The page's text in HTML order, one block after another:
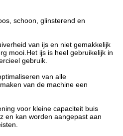
schoon, glinsterend en
van ijs en niet gemakkelijk
mooi.Het ijs is heel gebruikelijk in
gebruik.
van alle
van de machine een
voor kleine capaciteit buis
en kan worden aangepast aan